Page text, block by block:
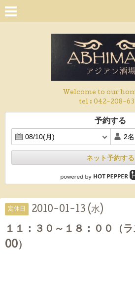
Welcome to our
tel : 042-208-
予約する
ネット予約する
定休日 2010-01-13 (水)
１１：３０～１８：００（
00）